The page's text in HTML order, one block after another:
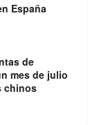
España
de
mes de julio
chinos